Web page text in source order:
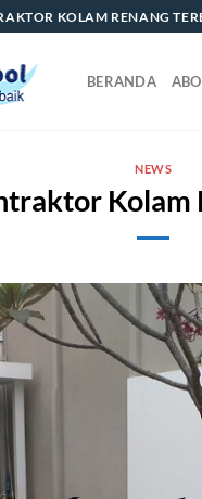
KOLAM RENANG
BERANDA
NEWS
Kolam